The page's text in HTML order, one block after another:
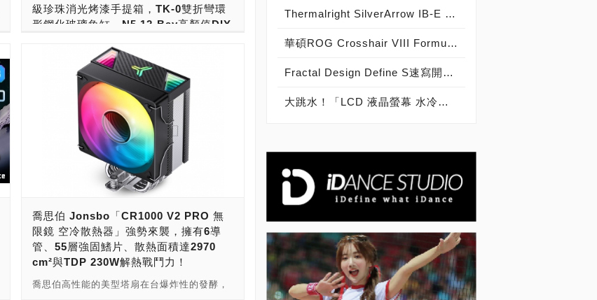
級珍珠消光烤漆手提箱，TK-0雙折彎環
形鋼化玻璃魚缸，N5 12-Bay高顏值DIY
一體式水冷，260W解熱CR-3000
ARGB顏值雙塔空冷，280W解熱
HX7280暴力美學散熱之王」
電腦機殼、空冷與水冷散熱大廠 喬思伯
Jonsbo ，這幾年來的創新有口皆碑，不少產
品都讓人驚豔。喬思伯 Jonsbo追求創新，用
力與美打造「精品機殼 顏值散熱」，展現品牌
的堅毅與優雅，讓人眼睛為之一亮！ 這一次，
喬思伯在COMPUTEX 2024，則是以「精品機
腦時代，更需要精品機殼、顏值散熱。喬思伯
則推出了全系列的解決方案，要滿玩家、發燒
友挑剔的味蕾。 今年2024年，在NVIDIA大力
推廣，Intel與AMD新品改朝換代之下，AI PC
人工智慧電腦時代可以說是正式來臨。 在這波
喬思伯 Jonsbo「CR1000 V2 PRO 無
限鏡 空冷散熱器」強勢來襲，擁有6導
管、55層強固鰭片、散熱面積達2970
cm²與TDP 230W解熱戰鬥力！
喬思伯高性能的美型塔扇在台爆炸性的發酵，
Thermalright SilverArrow IB-E Extreme空冷散熱器速寫開箱，空氣散熱巨獸新登場！
華碩ROG Crosshair VIII Formula主機板應用大作戰，組裝更親和，賦予頂級水冷、超頻、燈效新體驗！
Fractal Design Define S速寫開箱，玩家級水冷機殼新登場！
大跳水！「LCD 液晶螢幕 水冷」CPU一體式水冷散熱器「兩千元 有找」，利民「索摩樂 Thermalright Frozen Warframe 360 BLACK 寒冰裝甲」殺很大 報價 台幣 1,999 元 有找！